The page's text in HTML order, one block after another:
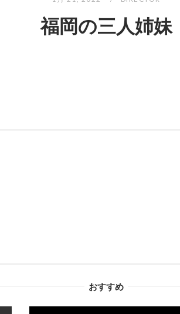
福岡の三人姉妹
おすすめ